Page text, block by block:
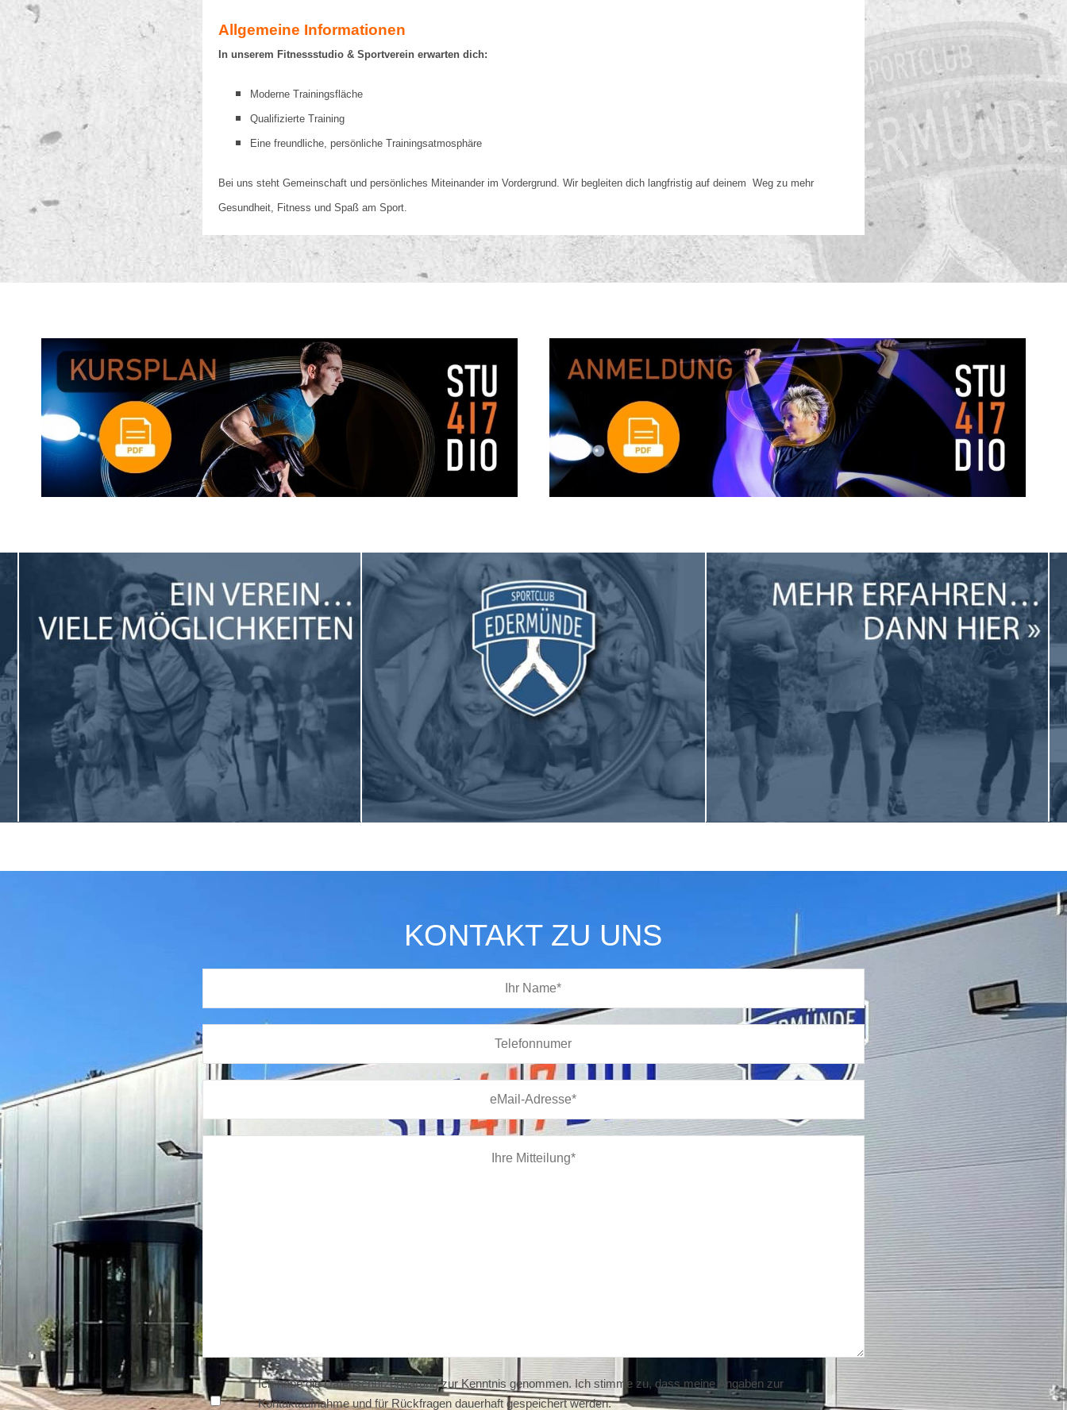
Allgemeine Informationen
In unserem Fitnessstudio & Sportverein erwarten dich:
Moderne Trainingsfläche
Qualifizierte Training
Eine freundliche, persönliche Trainingsatmosphäre
Bei uns steht Gemeinschaft und persönliches Miteinander im Vordergrund. Wir begleiten dich langfristig auf deinem Weg zu mehr
Gesundheit, Fitness und Spaß am Sport.
KONTAKT ZU UNS
Ich habe dieDatenschutzerklärungzur Kenntnis genommen. Ich stimme zu, dass meine Angaben zur
Kontaktaufnahme und für Rückfragen dauerhaft gespeichert werden.